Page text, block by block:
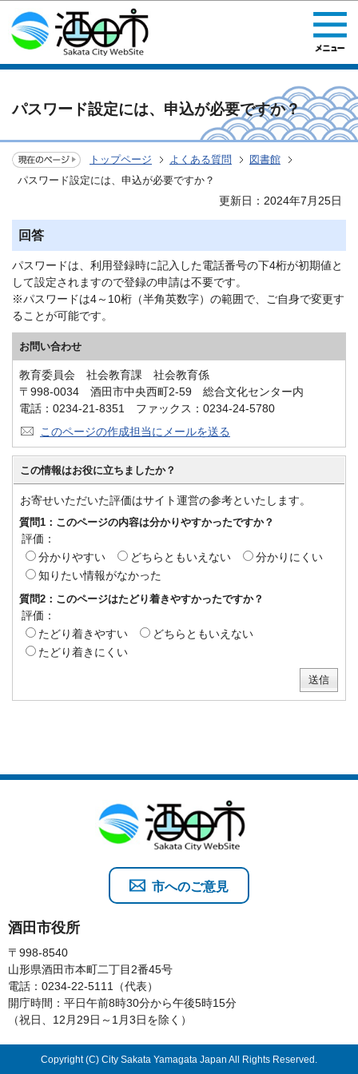
このページの本文へ移動
パスワード設定には、申込が必要ですか？
トップページ よくある質問
図書館
パスワード設定には、申込が必要ですか？
更新日：2024年7月25日
回答
パスワードは、利用登録時に記入した電話番号の下4桁が初期値と
して設定されますので登録の申請は不要です。
※パスワードは4～10桁（半角英数字）の範囲で、ご自身で変更す
ることが可能です。
お問い合わせ
教育委員会 社会教育課 社会教育係
〒998-0034 酒田市中央西町2-59 総合文化センター内
電話：0234-21-8351 ファックス：0234-24-5780
このページの作成担当にメールを送る
この情報はお役に立ちましたか？
お寄せいただいた評価はサイト運営の参考といたします。
質問1：このページの内容は分かりやすかったですか？
評価：
分かりやすい
どちらともいえない
分かりにくい
知りたい情報がなかった
質問2：このページはたどり着きやすかったですか？
評価：
たどり着きやすい
どちらともいえない
たどり着きにくい
酒田市役所
〒998-8540
山形県酒田市本町二丁目2番45号
電話：0234-22-5111（代表）
開庁時間：平日午前8時30分から午後5時15分
（祝日、12月29日～1月3日を除く）
市へのご意見
Copyright (C) City Sakata Yamagata Japan All Rights Reserved.